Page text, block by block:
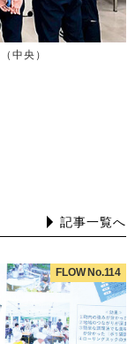
中央）
記事一覧へ
FLOW No.114